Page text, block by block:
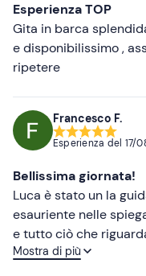
Esperienza TOP
Gita in barca
e disponibilissimo ,
ripetere
Francesco F.
Esperienza del 17/
Bellissima giornata!
Luca è stato un la
esauriente nelle
e tutto ciò che
consigliato!!!
Mostra di più